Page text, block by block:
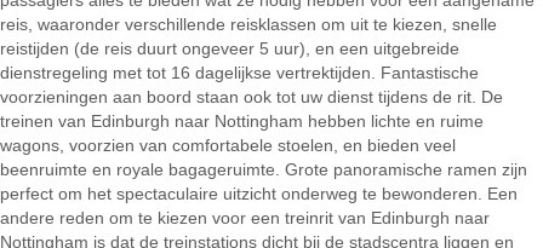
reis, waaronder verschillende reisklassen om uit te kiezen, snelle
reistijden (de reis duurt ongeveer 5 uur), en een uitgebreide
dienstregeling met tot 16 dagelijkse vertrektijden. Fantastische
voorzieningen aan boord staan ook tot uw dienst tijdens de rit. De
treinen van Edinburgh naar Nottingham hebben lichte en ruime
wagons, voorzien van comfortabele stoelen, en bieden veel
beenruimte en royale bagageruimte. Grote panoramische ramen zijn
perfect om het spectaculaire uitzicht onderweg te bewonderen. Een
andere reden om te kiezen voor een treinrit van Edinburgh naar
Nottingham is dat de treinstations dicht bij de stadscentra liggen en